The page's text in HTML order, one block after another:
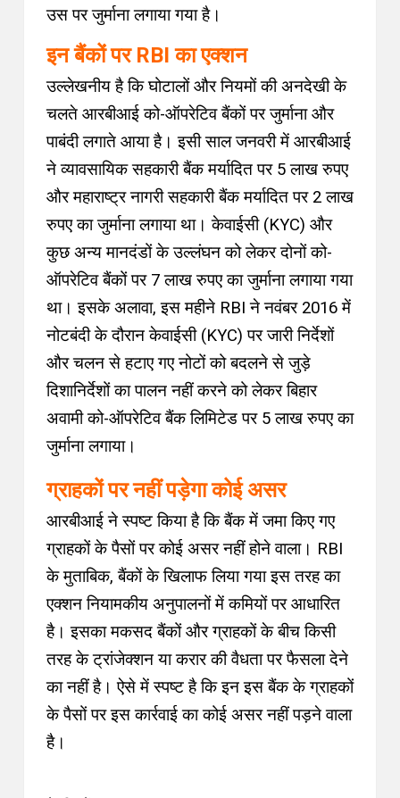
उस पर जुर्माना लगाया गया है।
इन बैंकों पर RBI का एक्शन
उल्लेखनीय है किघोटालों और नियमों की अनदेखी के
चलते आरबीआई को-ऑपरेटिव बैंकों पर जुर्माना और
पाबंदी लगाते आया है। इसी साल जनवरी में आरबीआई
ने व्यावसायिक सहकारी बैंक मर्यादित पर 5 लाख रुपए
और महाराष्ट्र नागरी सहकारी बैंक मर्यादित पर 2 लाख
रुपए का जुर्माना लगाया था। केवाईसी (KYC) और
कुछ अन्य मानदंडों के उल्लंघन को लेकर दोनों को-
ऑपरेटिव बैंकों पर 7 लाख रुपए का जुर्माना लगाया गया
था। इसके अलावा, इस महीने RBI ने नवंबर 2016 में
नोटबंदी के दौरान केवाईसी (KYC) पर जारी निर्देशों
और चलन से हटाए गए नोटों को बदलने से जुड़े
दिशानिर्देशों का पालन नहीं करने को लेकर बिहार
अवामी को-ऑपरेटिव बैंक लिमिटेड पर 5 लाख रुपए का
जुर्माना लगाया।
ग्राहकों पर नहीं पड़ेगा कोई असर
आरबीआई ने स्पष्ट किया है कि बैंक में जमा किए गए
ग्राहकों के पैसों पर कोई असर नहीं होने वाला। RBI
के मुताबिक, बैंकों के खिलाफ लिया गया इस तरह का
एक्शन नियामकीय अनुपालनों में कमियों पर आधारित
है। इसका मकसद बैंकों और ग्राहकों के बीच किसी
तरह के ट्रांजेक्शन या करार की वैधता पर फैसला देने
का नहीं है। ऐसे में स्पष्ट है कि इन इस बैंक के ग्राहकों
के पैसों पर इस कार्रवाई का कोई असर नहीं पड़ने वाला
है।